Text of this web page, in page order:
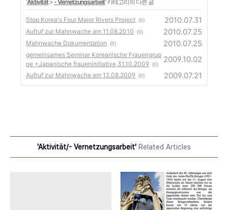
'Aktivität>- Vernetzungsarbeit' 카테고리의 다른 글
Stop Korea's Four Major Rivers Project (0) 2010.07.31
Aufruf zur Mahnwache am 11.08.2010 (0) 2010.07.25
Mahnwache Dokumentation (0) 2010.07.25
gemeinsames Seminar Koreanische Frauengrup
pe +Japanische fraueninitiative 31.10.2009
(0)
2009.10.02
Aufruf zur Mahnwache am 12.08.2009 (0) 2009.07.21
'Aktivität/- Vernetzungsarbeit' Related Articles